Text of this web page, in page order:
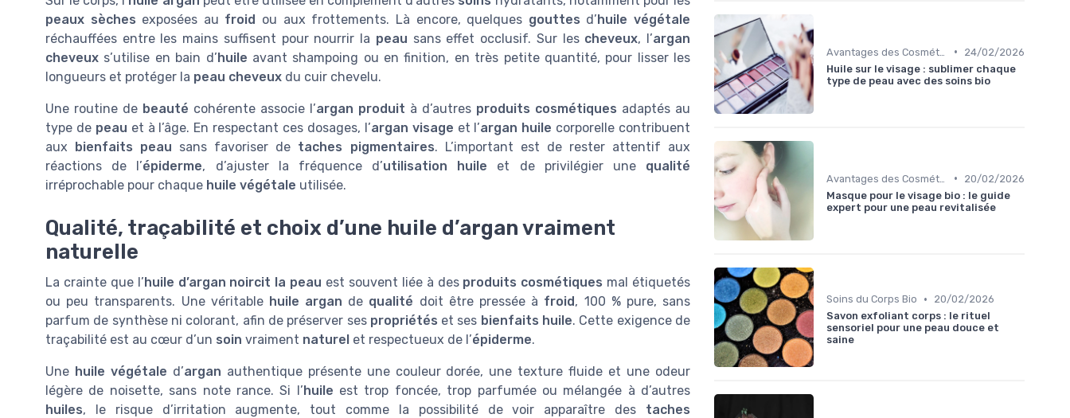
peaux sèches exposées au froid ou aux frottements. Là encore, quelques gouttes d’huile végétale
réchauffées entre les mains suffisent pour nourrir la peau sans effet occlusif. Sur les cheveux, l’argan
cheveux s’utilise en bain d’huile avant shampoing ou en finition, en très petite quantité, pour lisser les
longueurs et protéger la peau cheveux du cuir chevelu.
Une routine de beauté cohérente associe l’argan produit à d’autres produits cosmétiques adaptés au
type de peau et à l’âge. En respectant ces dosages, l’argan visage et l’argan huile corporelle contribuent
aux bienfaits peau sans favoriser de taches pigmentaires. L’important est de rester attentif aux
réactions de l’épiderme, d’ajuster la fréquence d’utilisation huile et de privilégier une qualité
irréprochable pour chaque huile végétale utilisée.
Qualité, traçabilité et choix d’une huile d’argan vraiment
naturelle
La crainte que l’huile d’argan noircit la peau est souvent liée à des produits cosmétiques mal étiquetés
ou peu transparents. Une véritable huile argan de qualité doit être pressée à froid, 100 % pure, sans
parfum de synthèse ni colorant, afin de préserver ses propriétés et ses bienfaits huile. Cette exigence de
traçabilité est au cœur d’un soin vraiment naturel et respectueux de l’épiderme.
Une huile végétale d’argan authentique présente une couleur dorée, une texture fluide et une odeur
légère de noisette, sans note rance. Si l’huile est trop foncée, trop parfumée ou mélangée à d’autres
huiles, le risque d’irritation augmente, tout comme la possibilité de voir apparaître des taches
•
24/02/2026
Huile sur le visage : sublimer chaque
type de peau avec des soins bio
•
20/02/2026
Masque pour le visage bio : le guide
expert pour une peau revitalisée
Soins du Corps Bio •
20/02/2026
Savon exfoliant corps : le rituel
sensoriel pour une peau douce et
saine